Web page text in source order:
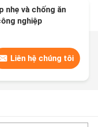
nhẹ và chống ăn
nghiệp
Liên hệ chúng tôi